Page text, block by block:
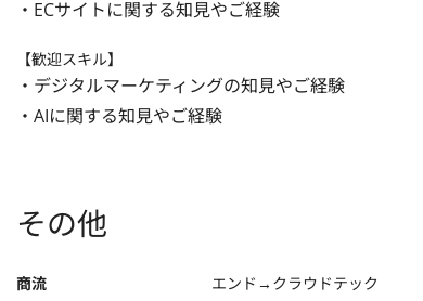
・ECサイトに関する知見やご経験
【歓迎スキル】
・デジタルマーケティングの知見やご経験
・AIに関する知見やご経験
その他
商流
エンド→クラウドテック